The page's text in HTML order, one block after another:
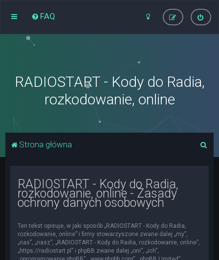
FAQ
RADIOSTART - Kody do Radia,
rozkodowanie, online
Strona główna
RADIOSTART - Kody do Radia,
rozkodowanie, online - Zasady
ochrony danych osobowych
Ten tekst opisuje, w jaki sposób „RADIOSTART - Kody do Radia,
rozkodowanie, online” i firmy stowarzyszone zwane dalej „my”,
„nas”, „nasz”, „RADIOSTART - Kody do Radia, rozkodowanie, online”,
„https://radiostart.pl” i phpBB zwane dalej „oni”, „ich”,